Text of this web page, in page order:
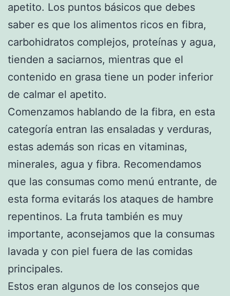
apetito. Los puntos básicos que debes
saber es que los alimentos ricos en fibra,
carbohidratos complejos, proteínas y agua,
tienden a saciarnos, mientras que el
contenido en grasa tiene un poder inferior
de calmar el apetito.
Comenzamos hablando de la fibra, en esta
categoría entran las ensaladas y verduras,
estas además son ricas en vitaminas,
minerales, agua y fibra. Recomendamos
que las consumas como menú entrante, de
esta forma evitarás los ataques de hambre
repentinos. La fruta también es muy
importante, aconsejamos que la consumas
lavada y con piel fuera de las comidas
principales.
Estos eran algunos de los consejos que